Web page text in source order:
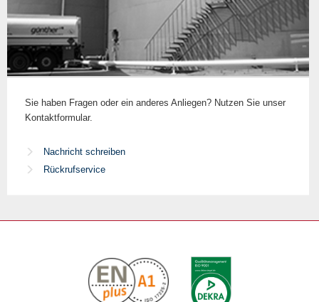
Sie haben Fragen oder ein anderes Anliegen? Nutzen Sie unser
Kontaktformular.
Nachricht schreiben
Rückrufservice